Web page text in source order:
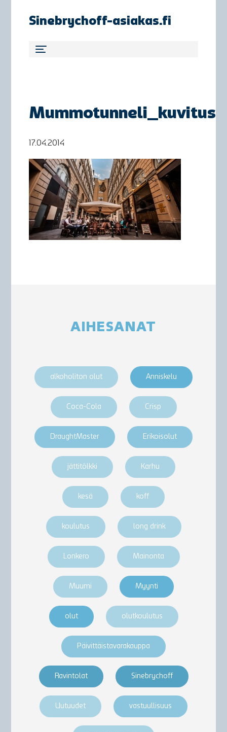
Sinebrychoff-asiakas.fi
Mummotunneli_kuvitus
17.04.2014
AIHESANAT
alkoholiton olut Anniskelu
Coca-Cola Crisp
DraughtMaster Erikoisolut
jättitölkki Karhu
kesä koff
koulutus long drink
Lonkero Mainonta
Muumi Myynti
olut olutkoulutus
Päivittäistavarakauppa
Ravintolat Sinebrychoff
Uutuudet vastuullisuus